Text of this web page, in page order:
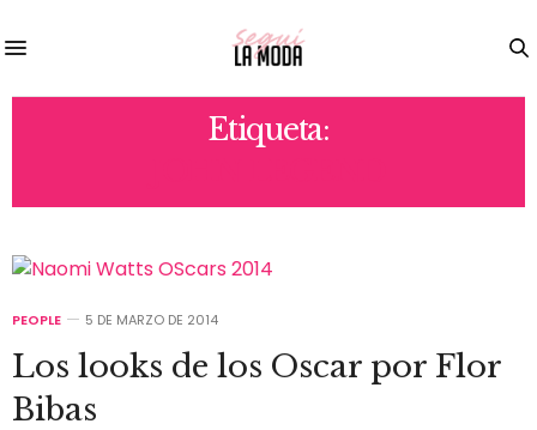
Etiqueta:
PEOPLE 5 DE MARZO DE 2014
Los looks de los Oscar por Flor
Bibas